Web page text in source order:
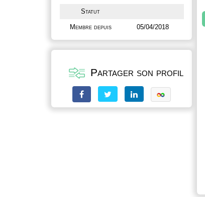
Statut
Membre depuis 05/04/2018
Partager son profil